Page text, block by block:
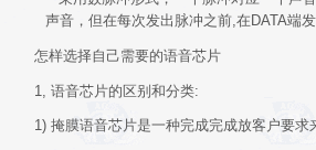
声音，但在每次发出脉冲之前,在DATA端
怎样选择自己需要的语音芯片
1, 语音芯片的区别和分类:
1) 掩膜语音芯片是一种完成完成放客户要求